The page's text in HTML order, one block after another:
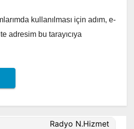
kullanılması için adım, e-
adresim bu tarayıcıya